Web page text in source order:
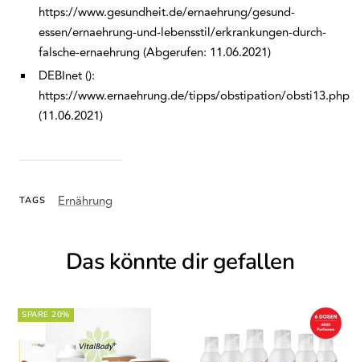
TAGS Ernährung
https://www.gesundheit.de/ernaehrung/gesund-
essen/ernaehrung-und-lebensstil/erkrankungen-durch-
falsche-ernaehrung (Abgerufen: 11.06.2021)
DEBInet ():
https://www.ernaehrung.de/tipps/obstipation/obsti13.php
(11.06.2021)
Das könnte dir gefallen
SPARE 20%